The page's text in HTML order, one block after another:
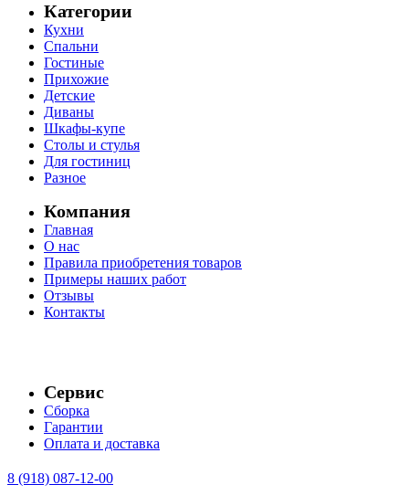
Категории
Кухни
Спальни
Гостиные
Прихожие
Детские
Диваны
Шкафы-купе
Столы и стулья
Для гостиниц
Разное
Компания
Главная
О нас
Правила приобретения товаров
Примеры наших работ
Отзывы
Контакты
Сервис
Сборка
Гарантии
Оплата и доставка
8 (918) 087-12-00